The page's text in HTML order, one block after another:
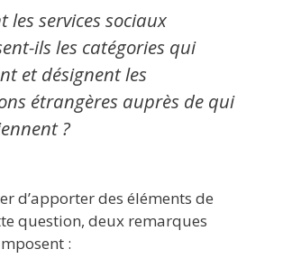
les services sociaux
ils les catégories qui
et désignent les
étrangères auprès de qui
?
d’apporter des éléments de
question, deux remarques
: